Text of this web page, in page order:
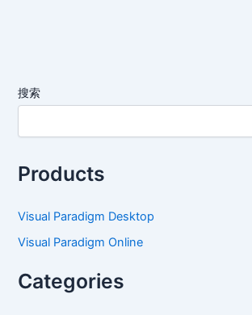
搜索
Products
Visual Paradigm Desktop
Visual Paradigm Online
Categories